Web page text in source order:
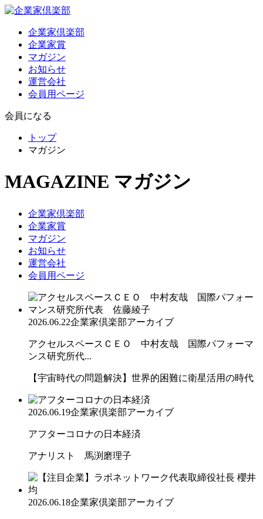
企業家倶楽部
企業家賞
マガジン
お知らせ
運営会社
会員用ページ
会員になる
トップ
マガジン
MAGAZINE マガジン
企業家倶楽部
企業家賞
マガジン
お知らせ
運営会社
会員用ページ
2026.06.22企業家倶楽部アーカイブ
アクセルスペースＣＥＯ 中村友哉 国際パフォーマ
ンス研究所代...
【宇宙時代の問題解決】世界的困難に衛星活用の時代
2026.06.19企業家倶楽部アーカイブ
アフターコロナの日本経済
アナリスト 馬渕磨理子
2026.06.18企業家倶楽部アーカイブ